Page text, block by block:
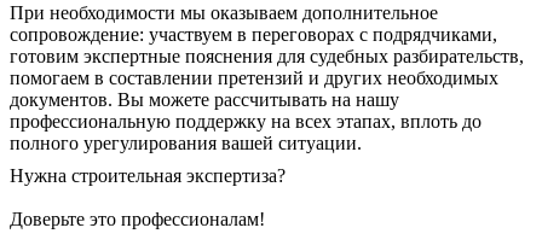
При необходимости мы оказываем дополнительное
сопровождение: участвуем в переговорах с подрядчиками,
готовим экспертные пояснения для судебных разбирательств,
помогаем в составлении претензий и других необходимых
документов. Вы можете рассчитывать на нашу
профессиональную поддержку на всех этапах, вплоть до
полного урегулирования вашей ситуации.
Нужна строительная экспертиза?
Доверьте это профессионалам!